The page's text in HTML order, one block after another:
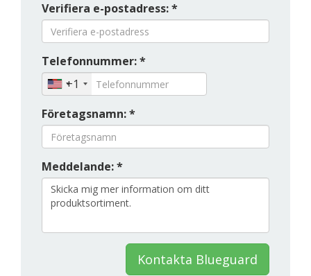
Verifiera e-postadress: *
Telefonnummer: *
+1
Företagsnamn: *
Meddelande: *
Kontakta Blueguard